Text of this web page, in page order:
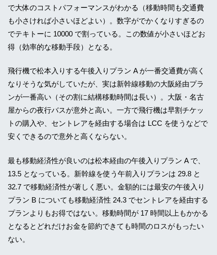
で大体のコストパフォーマンスがわかる（移動時間も交通費
も小さければ小さいほどよい）。数字がでかくなりすぎるの
でテキトーに 10000 で割っている。この数値が小さいほどお
得（効率的な移動手段）となる。
飛行機で松本入りする午後入りプラン A が一番交通費が高く
なりそうな気がしていたが、実は新幹線移動の大阪経由プラ
ンが一番高い（その割に結構移動時間は長い）。大阪・名古
屋からの夜行バスが意外と高い。一方で飛行機は早割チケッ
トの購入や、セントレアを経由する場合は LCC を使うなどで
安くできるので意外と高くならない。
最も移動経済性が良いのは松本経由の午後入りプラン A で、
13.5 となっている。新幹線を使う午前入りプランは 29.8 と
32.7 で移動経済性が著しく悪い。金額的には最安の午後入り
プラン B についても移動経済性 24.3 でセントレアを経由する
プランよりもお得ではない。移動時間が 17 時間以上もかかる
となるとどれだけお金を節約できても時間のロスがもったい
ない。